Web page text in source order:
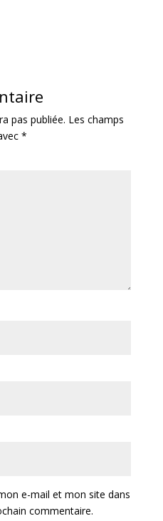
pas publiée. Les champs
*
e-mail et mon site dans
commentaire.